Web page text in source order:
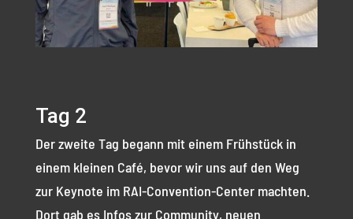
Tag 2
Der zweite Tag begann mit einem Frühstück in
einem kleinen Café, bevor wir uns auf den Weg
zur Keynote im RAI-Convention-Center machten.
Dort gab es Infos zur Community, neuen